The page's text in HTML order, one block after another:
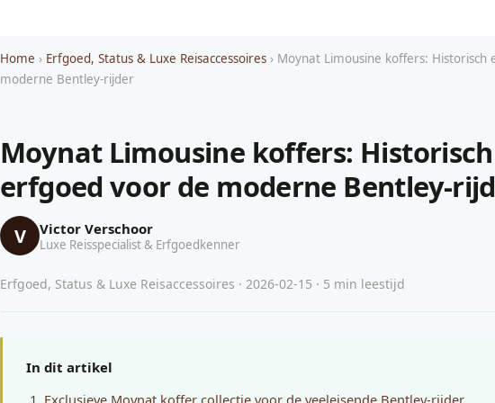
Home › Erfgoed, Status & Luxe Reisaccessoires › Moynat Limousine koffers: Historisch
moderne Bentley-rijder
Moynat Limousine koffers: Historisch
erfgoed voor de moderne Bentley-
V Victor Verschoor
Luxe Reisspecialist & Erfgoedkenner
Erfgoed, Status & Luxe Reisaccessoires · 2026-02-15 · 5 min leestijd
In dit artikel
Exclusieve Moynat koffer collectie voor de veeleisende Bentley-rijder